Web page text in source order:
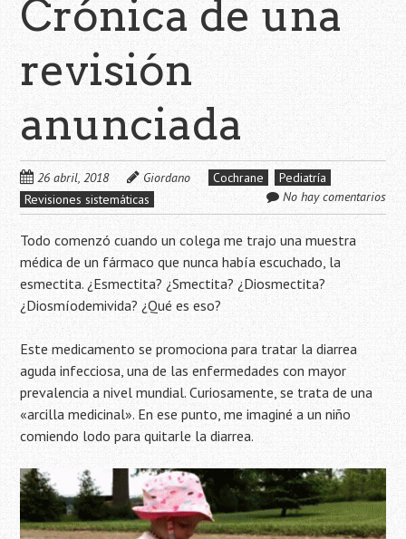
Crónica de una
revisión
anunciada
26 abril, 2018 Giordano Cochrane
Pediatría
Revisiones sistemáticas
No hay comentarios
Todo comenzó cuando un colega me trajo una muestra
médica de un fármaco que nunca había escuchado, la
esmectita. ¿Esmectita? ¿Smectita? ¿Diosmectita?
¿Diosmíodemivida? ¿Qué es eso?
Este medicamento se promociona para tratar la diarrea
aguda infecciosa, una de las enfermedades con mayor
prevalencia a nivel mundial. Curiosamente, se trata de una
«arcilla medicinal». En ese punto, me imaginé a un niño
comiendo lodo para quitarle la diarrea.